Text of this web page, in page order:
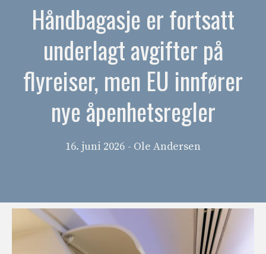
Håndbagasje er fortsatt
underlagt avgifter på
flyreiser, men EU innfører
nye åpenhetsregler
16. juni 2026 - Ole Andersen